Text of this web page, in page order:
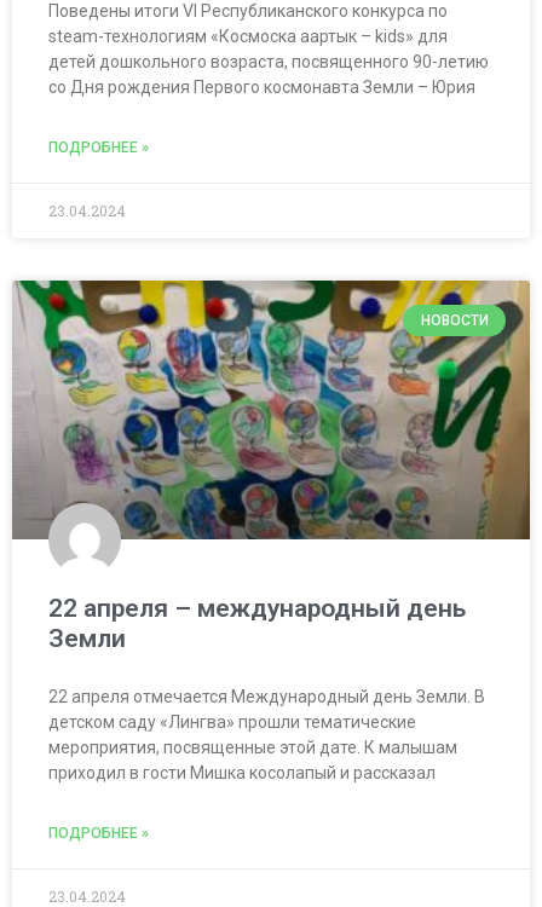
Поведены итоги VI Республиканского конкурса по
steam-технологиям «Космоска аартык – kids» для
детей дошкольного возраста, посвященного 90-летию
со Дня рождения Первого космонавта Земли – Юрия
ПОДРОБНЕЕ »
23.04.2024
НОВОСТИ
22 апреля – международный день
Земли
22 апреля отмечается Международный день Земли. В
детском саду «Лингва» прошли тематические
мероприятия, посвященные этой дате. К малышам
приходил в гости Мишка косолапый и рассказал
ПОДРОБНЕЕ »
23.04.2024